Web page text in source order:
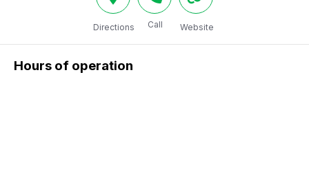
Directions Call Website
Hours of operation